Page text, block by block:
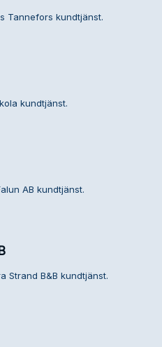
Tannefors kundtjänst.
kundtjänst.
AB kundtjänst.
Strand B&B kundtjänst.